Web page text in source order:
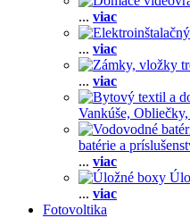
... viac
... viac
... viac
Vankúše, Obliečky,
batérie a
... viac
... viac
Fotovoltika